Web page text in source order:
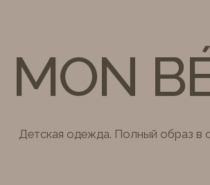
Детская одежда. Полный образ в одном магазине